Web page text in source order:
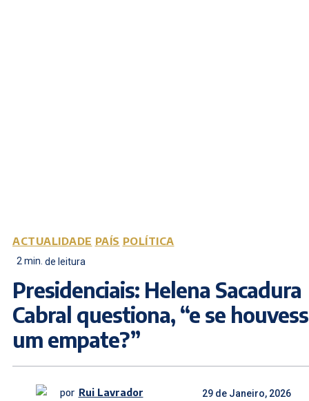
ACTUALIDADE PAÍS POLÍTICA
2min. de leitura
Presidenciais: Helena Sacadura
Cabral questiona, “e se
um empate?”
por Rui Lavrador 29 de Janeiro, 2026